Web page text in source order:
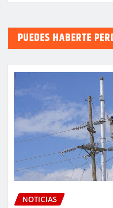
PUEDES HABERTE
NOTICIAS